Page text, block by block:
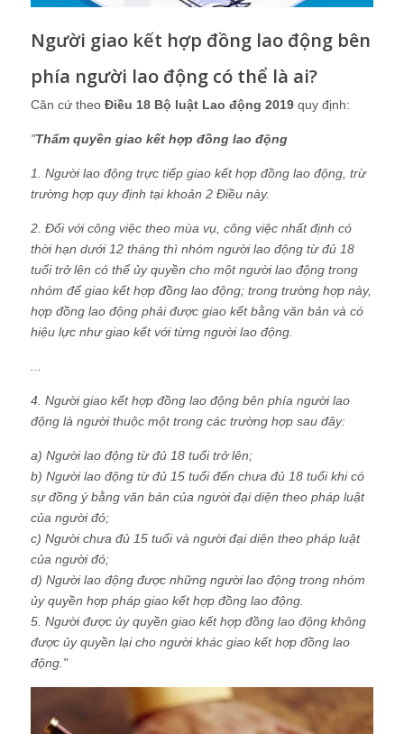
Người giao kết hợp đồng lao động bên
phía người lao động có thể là ai?
Căn cứ theo Điều 18 Bộ luật Lao động 2019 quy định:
"Thẩm quyền giao kết hợp đồng lao động
1. Người lao động trực tiếp giao kết hợp đồng lao động, trừ
trường hợp quy định tại khoản 2 Điều này.
2. Đối với công việc theo mùa vụ, công việc nhất định có
thời hạn dưới 12 tháng thì nhóm người lao động từ đủ 18
tuổi trở lên có thể ủy quyền cho một người lao động trong
nhóm để giao kết hợp đồng lao động; trong trường hợp này,
hợp đồng lao động phải được giao kết bằng văn bản và có
hiệu lực như giao kết với từng người lao động.
4. Người giao kết hợp đồng lao động bên phía người lao
động là người thuộc một trong các trường hợp sau đây:
a) Người lao động từ đủ 18 tuổi trở lên;
b) Người lao động từ đủ 15 tuổi đến chưa đủ 18 tuổi khi có
sự đồng ý bằng văn bản của người đại diện theo pháp luật
của người đó;
c) Người chưa đủ 15 tuổi và người đại diện theo pháp luật
của người đó;
d) Người lao động được những người lao động trong nhóm
ủy quyền hợp pháp giao kết hợp đồng lao động.
5. Người được ủy quyền giao kết hợp đồng lao động không
được ủy quyền lại cho người khác giao kết hợp đồng lao
động."